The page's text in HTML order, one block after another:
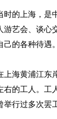
上海，是中
游艺会、谈心
己的各种待遇。
黄浦江东岸
右的工人。工
举行过多次罢